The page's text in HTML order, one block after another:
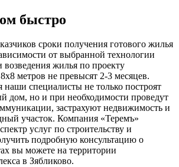
быстро
сроки получения готового жилья
от выбранной технологии
возведения жилья по проекту
метров не превысят 2-3 месяцев.
наши специалисты не только построят
дом, но и при необходимости проведут
застрахуют недвижимость и
участок. Компания «Теремъ»
услуг по строительству и
подробную консультацию о
вы можете на территории
в Зябликово.